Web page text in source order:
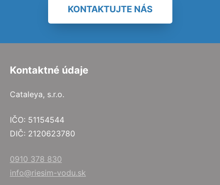
KONTAKTUJTE NÁS
Kontaktné údaje
Cataleya, s.r.o.
IČO: 51154544
DIČ: 2120623780
0910 378 830
info@riesim-vodu.sk